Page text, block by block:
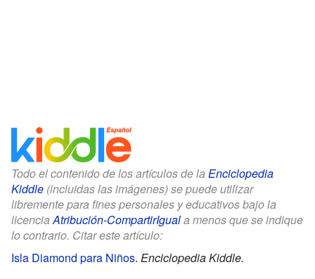
Todo el contenido de los artículos de la Enciclopedia
Kiddle (incluidas las imágenes) se puede utilizar
libremente para fines personales y educativos bajo la
licenciaAtribución-CompartirIguala menos que se indique
lo contrario. Citar este artículo:
Isla Diamond para Niños. Enciclopedia Kiddle.